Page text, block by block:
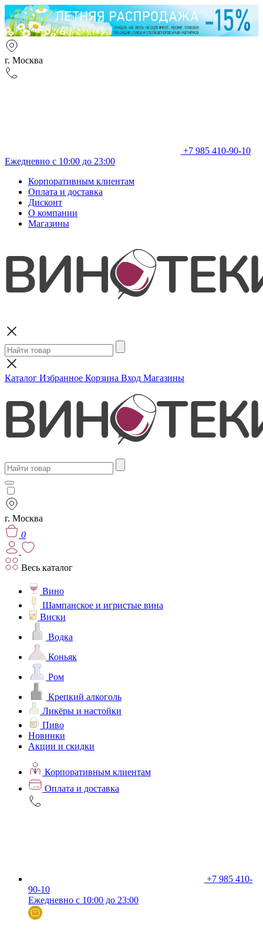
г. Москва
+7 985 410-90-10
Ежедневно с 10:00 до 23:00
Корпоративным клиентам
Оплата и доставка
Дисконт
О компании
Магазины
Каталог Избранное Корзина Вход Магазины
г. Москва
0
Весь каталог
Вино
Шампанское и игристые вина
Виски
Водка
Коньяк
Ром
Крепкий алкоголь
Ликёры и настойки
Пиво
Новинки
Акции и скидки
Корпоративным клиентам
Оплата и доставка
+7 985 410-
90-10
Ежедневно с 10:00 до 23:00